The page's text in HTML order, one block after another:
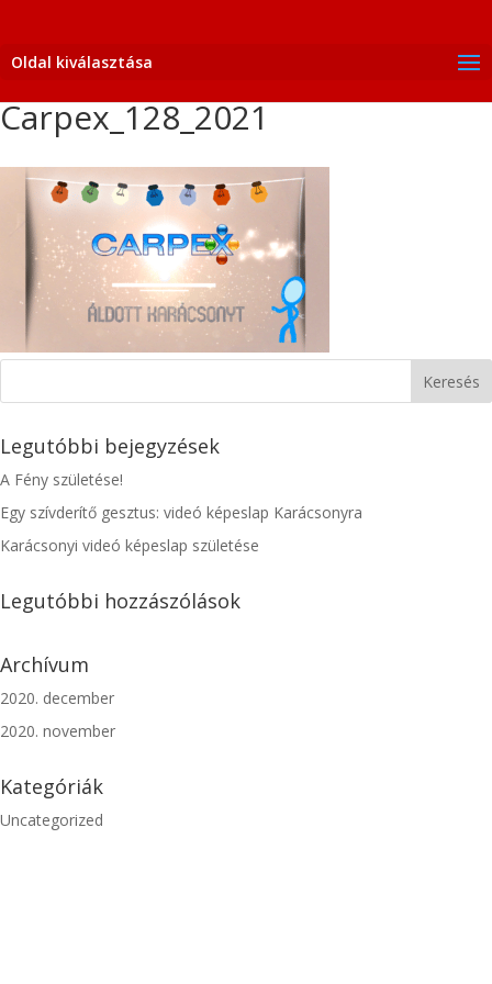
Oldal kiválasztása
Carpex_128_2021
Legutóbbi bejegyzések
A Fény születése!
Egy szívderítő gesztus: videó képeslap Karácsonyra
Karácsonyi videó képeslap születése
Legutóbbi hozzászólások
Archívum
2020. december
2020. november
Kategóriák
Uncategorized